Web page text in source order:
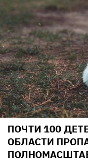
ПОЧТИ 100
ОБЛАСТИ